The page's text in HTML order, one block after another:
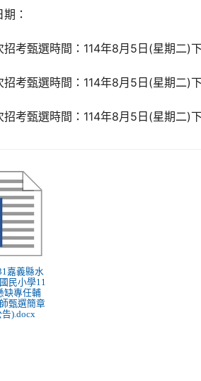
：
招考甄選時間：114年8月5日(星期二)
招考甄選時間：114年8月5日(星期二)
招考甄選時間：114年8月5日(星期二)
嘉義縣水
民小學11
缺專任輔
甄選簡章
).docx